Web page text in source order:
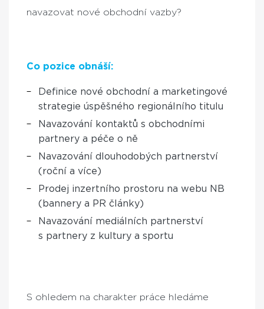
navazovat nové obchodní vazby?
Co pozice obnáší:
Definice nové obchodní a marketingové
strategie úspěšného regionálního titulu
Navazování kontaktů s obchodními
partnery a péče o ně
Navazování dlouhodobých partnerství
(roční a více)
Prodej inzertního prostoru na webu NB
(bannery a PR články)
Navazování mediálních partnerství
s partnery z kultury a sportu
S ohledem na charakter práce hledáme